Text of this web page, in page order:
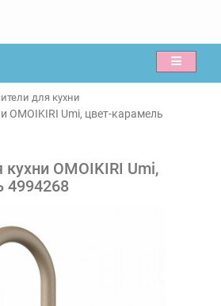
для кухни
OMOIKIRI Umi, цвет-карамель
OMOIKIRI Umi,
4994268